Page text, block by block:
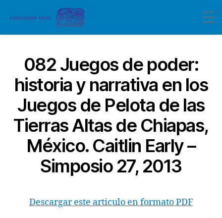
082 Juegos de poder:
historia y narrativa en los
Juegos de Pelota de las
Tierras Altas de Chiapas,
México. Caitlin Early –
Simposio 27, 2013
Descargar este articulo en formato PDF